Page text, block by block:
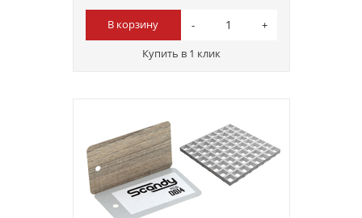
В корзину
Купить в 1 клик